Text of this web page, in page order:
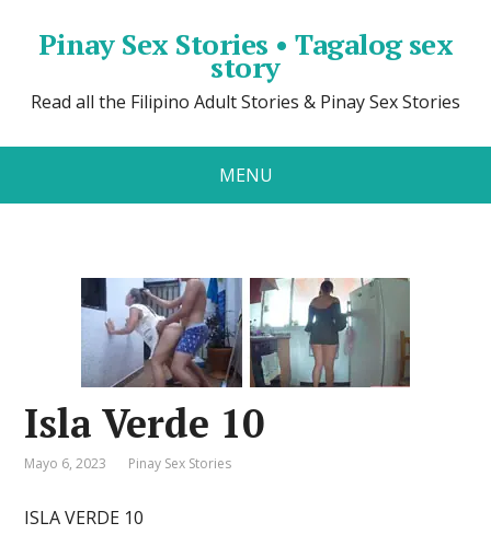
Pinay Sex Stories • Tagalog sex
story
Read all the Filipino Adult Stories & Pinay Sex Stories
MENU
Isla Verde 10
Mayo 6, 2023 Pinay Sex Stories
ISLA VERDE 10